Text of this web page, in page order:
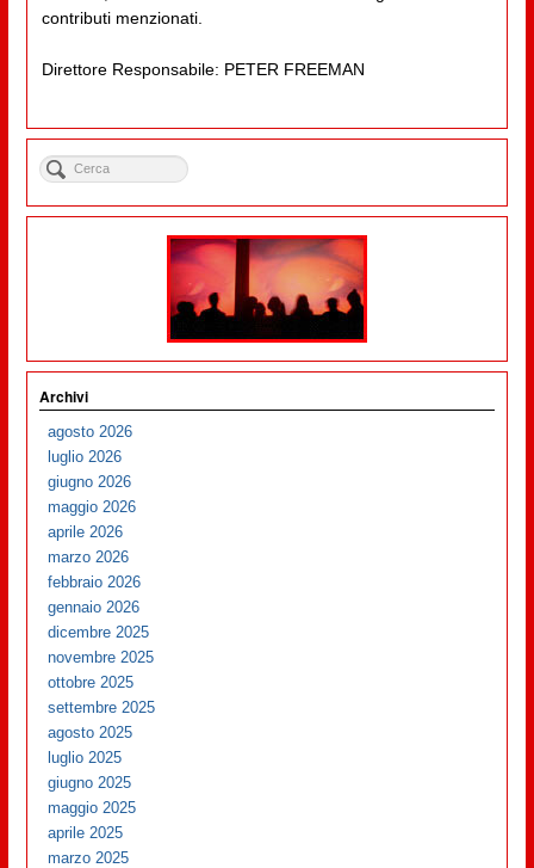
contributi menzionati.
Direttore Responsabile: PETER FREEMAN
Archivi
agosto 2026
luglio 2026
giugno 2026
maggio 2026
aprile 2026
marzo 2026
febbraio 2026
gennaio 2026
dicembre 2025
novembre 2025
ottobre 2025
settembre 2025
agosto 2025
luglio 2025
giugno 2025
maggio 2025
aprile 2025
marzo 2025